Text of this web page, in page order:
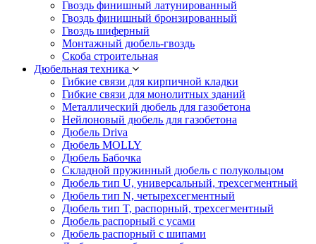
Гвоздь финишный латунированный
Гвоздь финишный бронзированный
Гвоздь шиферный
Монтажный дюбель-гвоздь
Скоба строительная
Дюбельная техника
Гибкие связи для кирпичной кладки
Гибкие связи для монолитных зданий
Металлический дюбель для газобетона
Нейлоновый дюбель для газобетона
Дюбель Driva
Дюбель MOLLY
Дюбель Бабочка
Складной пружинный дюбель с полукольцом
Дюбель тип U, универсальный, трехсегментный
Дюбель тип N, четырехсегментный
Дюбель тип T, распорный, трехсегментный
Дюбель распорный с усами
Дюбель распорный с шипами